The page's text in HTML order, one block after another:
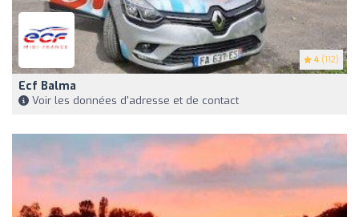
4 (112)
Ecf Balma
Voir les données d'adresse et de contact